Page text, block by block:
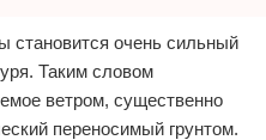
становится очень сильный
Таким словом
ветром, существенно
переносимый грунтом.